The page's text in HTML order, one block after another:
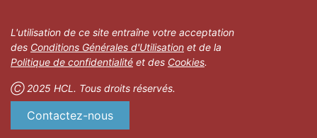
L'utilisation de ce site entraîne votre acceptation
des Conditions Générales d'Utilisation et de la
Politique de confidentialité et des Cookies.
Ⓒ 2025 HCL. Tous droits réservés.
Contactez-nous